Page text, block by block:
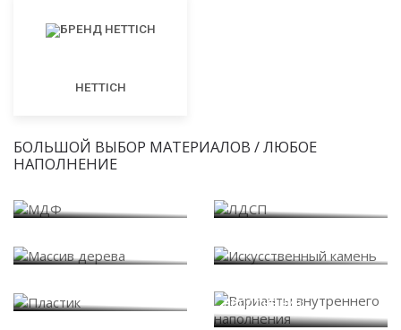
HETTICH
БОЛЬШОЙ ВЫБОР МАТЕРИАЛОВ / ЛЮБОЕ
НАПОЛНЕНИЕ
наполнения